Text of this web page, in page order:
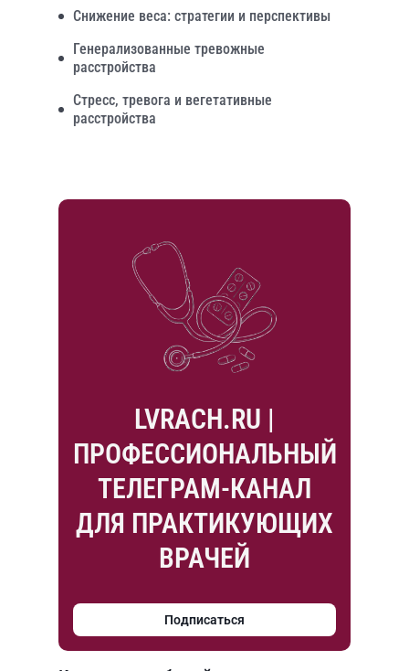
Снижение веса: стратегии и перспективы
Генерализованные тревожные
расстройства
Стресс, тревога и вегетативные
расстройства
LVRACH.RU |
ПРОФЕССИОНАЛЬНЫЙ
ТЕЛЕГРАМ-КАНАЛ
ДЛЯ ПРАКТИКУЮЩИХ
ВРАЧЕЙ
Подписаться